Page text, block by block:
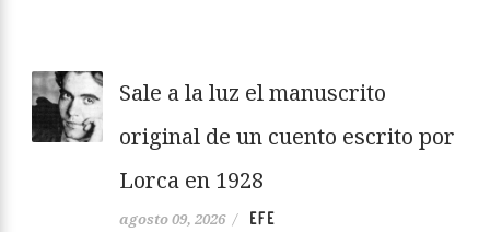
Sale a la luz el manuscrito
original de un cuento escrito por
Lorca en 1928
agosto 09, 2026 / EFE